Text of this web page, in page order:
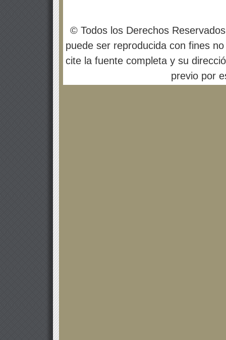
© Todos los Derechos
puede ser reproducida con fines
cite la fuente completa y su
previo por